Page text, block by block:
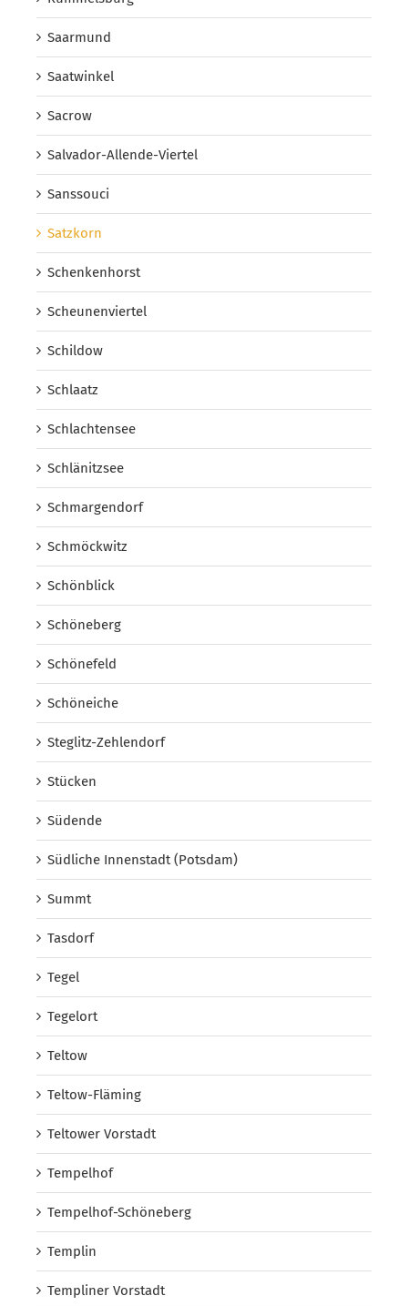
Saarmund
Saatwinkel
Sacrow
Salvador-Allende-Viertel
Sanssouci
Satzkorn
Schenkenhorst
Scheunenviertel
Schildow
Schlaatz
Schlachtensee
Schlänitzsee
Schmargendorf
Schmöckwitz
Schönblick
Schöneberg
Schönefeld
Schöneiche
Steglitz-Zehlendorf
Stücken
Südende
Südliche Innenstadt (Potsdam)
Summt
Tasdorf
Tegel
Tegelort
Teltow
Teltow-Fläming
Teltower Vorstadt
Tempelhof
Tempelhof-Schöneberg
Templin
Templiner Vorstadt